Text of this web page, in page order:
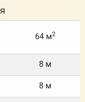
64 м2
8 м
8 м